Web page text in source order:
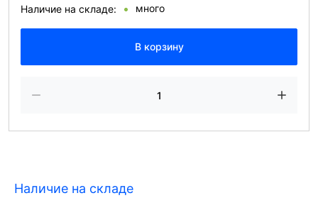
Наличие на складе: много
В корзину
Наличие на складе